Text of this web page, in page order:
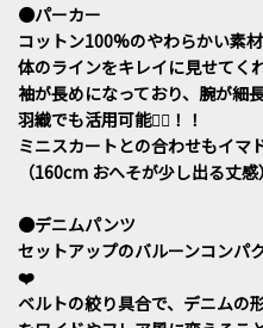
●パーカー
コットン100%のやわらかい素材
体のラインをキレイに見せてくれ
袖が長めになっており、腕が細
羽織でも活用可能🙆‍♀️！！
ミニスカートとの合わせもイマ
（160cm おへそが少し出る丈感）
●デニムパンツ
セットアップのバルーンコンパ
❤️
ベルトの絞り具合で、デニムの